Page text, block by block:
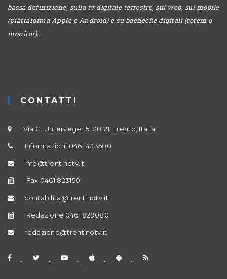
bassa definizione, sulla tv digitale terrestre, sul web, sul mobile
(piattaforma Apple e Android) e su bacheche digitali (totem o
monitor).
CONTATTI
Via G. Unterveger 5, 38121, Trento, Italia
Informazioni 0461 433500
info@trentinotv.it
Fax 0461 823150
contabilita@trentinotv.it
Redazione 0461 829080
redazione@trentinotv.it